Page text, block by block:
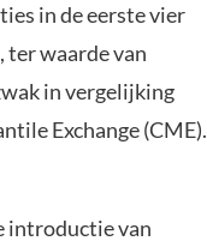
in de eerste vier
ter waarde van
in vergelijking
Exchange (CME).
introductie van